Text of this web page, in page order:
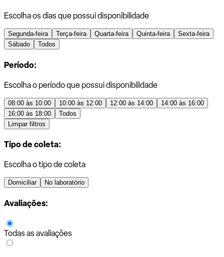
Escolha os dias que possui disponibilidade
Segunda-feira Terça-feira Quarta-feira Quinta-feira
Sexta-feira
Sábado
Todos
Período:
Escolha o período que possui disponibilidade
08:00 às 10:00 10:00 às 12:00 12:00 às 14:00
14:00 às 16:00
16:00 às 18:00
Todos
Limpar filtros
Tipo de coleta:
Escolha o tipo de coleta
Domiciliar No laboratório
Avaliações:
Todas as avaliações